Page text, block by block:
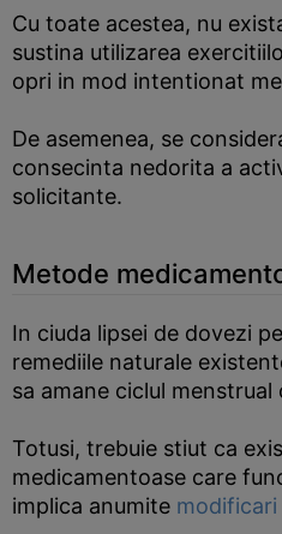
Cu toate acestea, nu
sustina utilizarea
opri in mod intentionat
De asemenea, se
consecinta nedorita a
solicitante.
Metode
In ciuda lipsei de dovezi
remediile naturale
sa amane ciclul menstrual
Totusi, trebuie stiut ca
medicamentoase care
implica anumite